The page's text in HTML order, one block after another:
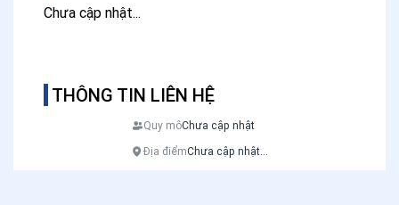
Chưa cập nhật...
THÔNG TIN LIÊN HỆ
Quy môChưa cập nhật
Địa điểmChưa cập nhật...